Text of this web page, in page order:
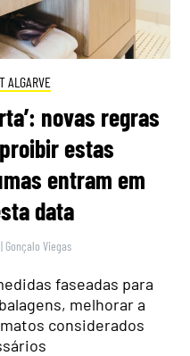
ALGARVE
novas regras
estas
entram em
data
| Gonçalo Viegas
faseadas para
melhorar a
considerados